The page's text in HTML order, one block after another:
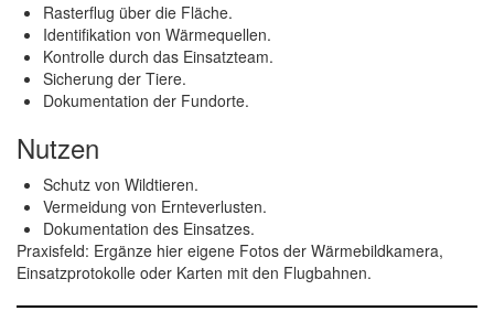
Rasterflug über die Fläche.
Identifikation von Wärmequellen.
Kontrolle durch das Einsatzteam.
Sicherung der Tiere.
Dokumentation der Fundorte.
Nutzen
Schutz von Wildtieren.
Vermeidung von Ernteverlusten.
Dokumentation des Einsatzes.
Praxisfeld: Ergänze hier eigene Fotos der Wärmebildkamera,
Einsatzprotokolle oder Karten mit den Flugbahnen.